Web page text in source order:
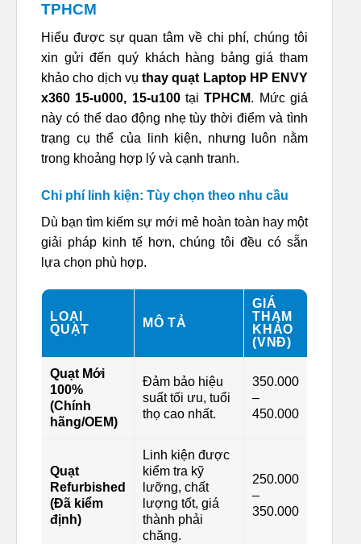
TPHCM
Hiểu được sự quan tâm về chi phí, chúng tôi
xin gửi đến quý khách hàng bảng giá tham
khảo cho dịch vụ thay quạt Laptop HP ENVY
x360 15-u000, 15-u100tạiTPHCM. Mức giá
này có thể dao động nhẹ tùy thời điểm và tình
trạng cụ thể của linh kiện, nhưng luôn nằm
trong khoảng hợp lý và cạnh tranh.
Chi phí linh kiện: Tùy chọn theo nhu cầu
Dù bạn tìm kiếm sự mới mẻ hoàn toàn hay một
giải pháp kinh tế hơn, chúng tôi đều có sẵn
lựa chọn phù hợp.
LOẠI
QUẠT
MÔ TẢ
GIÁ
THAM
KHẢO
(VNĐ)
Quạt Mới
100%
(Chính
hãng/OEM)
Đảm bảo hiệu
suất tối ưu, tuổi
thọ cao nhất.
350.000
–
450.000
Quạt
Refurbished
(Đã kiểm
định)
Linh kiện được
kiểm tra kỹ
lưỡng, chất
lượng tốt, giá
thành phải
chăng.
250.000
–
350.000